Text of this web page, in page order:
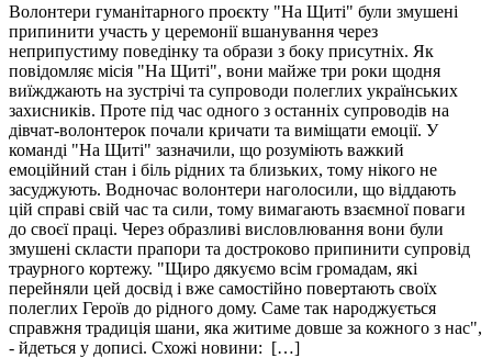
Волонтери гуманітарного проєкту "На Щиті" були змушені
припинити участь у церемонії вшанування через
неприпустиму поведінку та образи з боку присутніх. Як
повідомляє місія "На Щиті", вони майже три роки щодня
виїжджають на зустрічі та супроводи полеглих українських
захисників. Проте під час одного з останніх супроводів на
дівчат-волонтерок почали кричати та виміщати емоції. У
команді "На Щиті" зазначили, що розуміють важкий
емоційний стан і біль рідних та близьких, тому нікого не
засуджують. Водночас волонтери наголосили, що віддають
цій справі свій час та сили, тому вимагають взаємної поваги
до своєї праці. Через образливі висловлювання вони були
змушені скласти прапори та достроково припинити супровід
траурного кортежу. "Щиро дякуємо всім громадам, які
перейняли цей досвід і вже самостійно повертають своїх
полеглих Героїв до рідного дому. Саме так народжується
справжня традиція шани, яка житиме довше за кожного з нас",
- йдеться у дописі. Схожі новини: […]